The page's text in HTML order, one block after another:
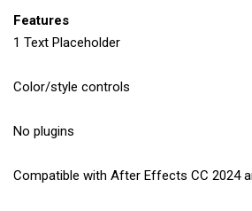
Features
1 Text Placeholder
Color/style controls
No plugins
Compatible with After Effects CC 2024